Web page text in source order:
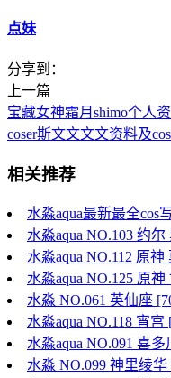
点妹
分享到：
上一篇
宝藏女神霜月shimo个人
coser斯文文文文资料及
相关推荐
水淼aqua最新最全cos
水淼aqua NO.103 约
水淼aqua NO.112 原神
水淼aqua NO.125 原神
水淼 NO.061 英仙座
水淼aqua NO.118 宵宫
水淼aqua NO.091 喜
水淼 NO.099 神里绫华